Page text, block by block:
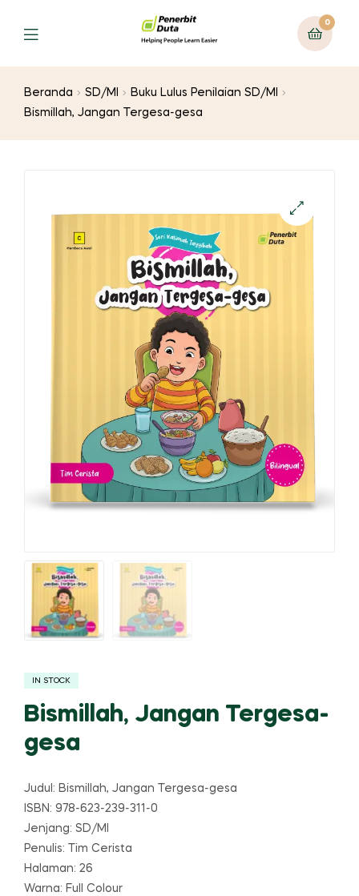
Menu
0
Beranda SD/MI
Buku Lulus Penilaian SD/MI
Bismillah, Jangan Tergesa-gesa
IN STOCK
Bismillah, Jangan Tergesa-
gesa
Judul: Bismillah, Jangan Tergesa-gesa
ISBN: 978-623-239-311-0
Jenjang: SD/MI
Penulis: Tim Cerista
Halaman: 26
Warna: Full Colour